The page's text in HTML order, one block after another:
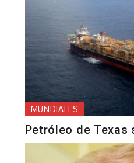
MUNDIALES
Petróleo de Texas